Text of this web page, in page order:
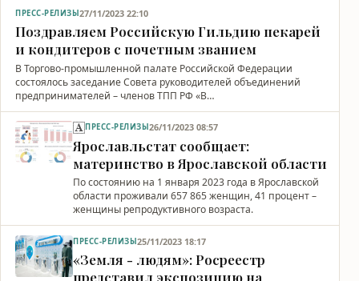
ПРЕСС-РЕЛИЗЫ27/11/2023 22:10
Поздравляем Российскую Гильдию пекарей
и кондитеров с почетным званием
В Торгово-промышленной палате Российской Федерации
состоялось заседание Совета руководителей объединений
предпринимателей – членов ТПП РФ «В…
ПРЕСС-РЕЛИЗЫ26/11/2023 08:57
Ярославльстат сообщает:
материнство в Ярославской области
По состоянию на 1 января 2023 года в Ярославской
области проживали 657 865 женщин, 41 процент –
женщины репродуктивного возраста.
ПРЕСС-РЕЛИЗЫ25/11/2023 18:17
«Земля - людям»: Росреестр
представил экспозицию на